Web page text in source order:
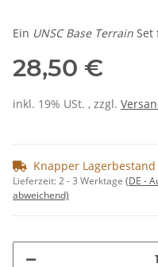
Ein UNSC Base Terrain Set
28,50 €
inkl. 19% USt. , zzgl.
Knapper Lagerbestand
Lieferzeit:2 - 3 Werktage (DE -
abweichend)